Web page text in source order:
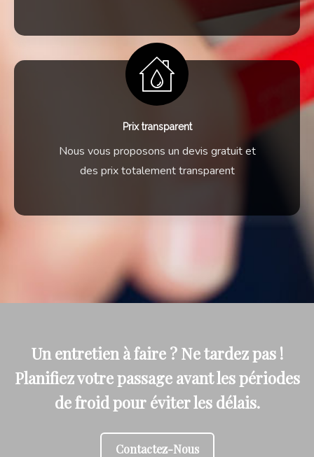
Prix transparent
Nous vous proposons un devis gratuit et
des prix totalement transparent
Un entretien à faire ? Ne tardez pas !
Planifiez votre passage avant les périodes
de froid pour éviter les délais.
Contactez-Nous